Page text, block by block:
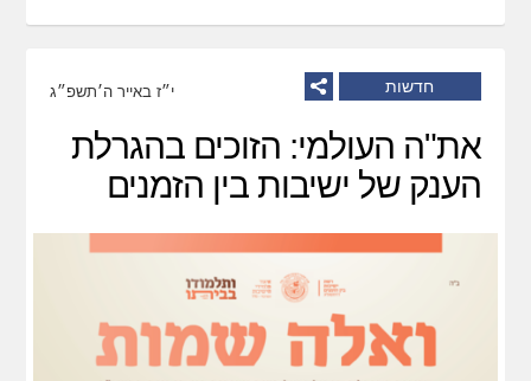
חדשות י״ז באייר ה׳תשפ״ג
את"ה העולמי: הזוכים בהגרלת
הענק של ישיבות בין הזמנים